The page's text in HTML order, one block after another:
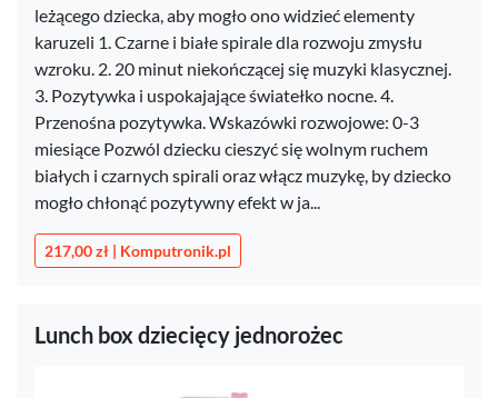
leżącego dziecka, aby mogło ono widzieć elementy
karuzeli 1. Czarne i białe spirale dla rozwoju zmysłu
wzroku. 2. 20 minut niekończącej się muzyki klasycznej.
3. Pozytywka i uspokajające światełko nocne. 4.
Przenośna pozytywka. Wskazówki rozwojowe: 0-3
miesiące Pozwól dziecku cieszyć się wolnym ruchem
białych i czarnych spirali oraz włącz muzykę, by dziecko
mogło chłonąć pozytywny efekt w ja...
217,00 zł | Komputronik.pl
Lunch box dziecięcy jednorożec